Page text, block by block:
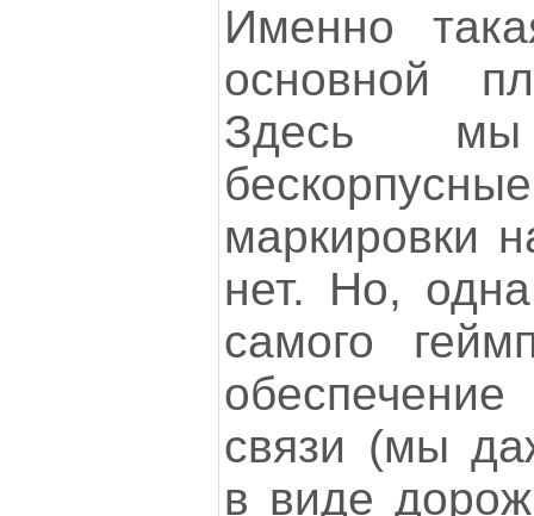
Именно
основной
Здесь
маркировки
нет. Но,
самого
связи (мы
в виде